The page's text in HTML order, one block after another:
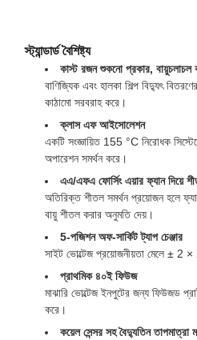
স্ট্যান্ডার্ড বৈশিষ্ট্য
কাস্ট রজন শুকনো প্রকার, বায়ুচলাচল
বাণিজ্যিক এবং হালকা শিল্প বিদ্যুৎ
কাঠামো সরবরাহ করে।
ক্লাস এফ আইসোলেশন
একটি সংজ্ঞায়িত 155 °C নিরোধক
অপারেশন সমর্থন করে।
এএ/এফএ ফোর্সিং এয়ার ফ্যান দিয়ে
অতিরিক্ত শীতল সমর্থন প্রয়োজন হলে
বায়ু শীতল করার অনুমতি দেয়।
5-পজিশন অফ-সার্কিট ট্যাপ চেঞ্জার
সাইট ভোল্টেজ প্রয়োজনীয়তা মেলে ± 2
প্রাথমিক ৪০ই ফিউজ
মাঝারি ভোল্টেজ ইনপুটের জন্য ফিউজড
করে।
কয়েল সেন্সর সহ বৈদ্যুতিন তাপমাত্রা